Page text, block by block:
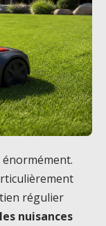
régulier
nuisances